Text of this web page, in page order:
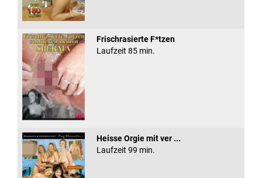
Frischrasierte F*tzen
Laufzeit 85 min.
Heisse Orgie mit ver ...
Laufzeit 99 min.